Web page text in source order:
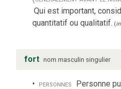
Qui est important,
quantitatif ou qualitatif. (in
fort nom masculin singulier
personnes Personne